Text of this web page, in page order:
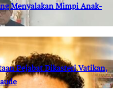
Menyalakan Mimpi Anak-
Pejabat Dikasteri Vatikan,